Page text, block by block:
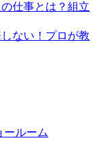
仕事とは？組立
ない！プロが教